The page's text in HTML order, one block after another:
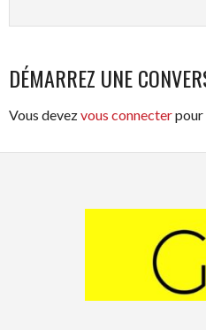
DÉMARREZ UNE
Vous devezvous connecterpour